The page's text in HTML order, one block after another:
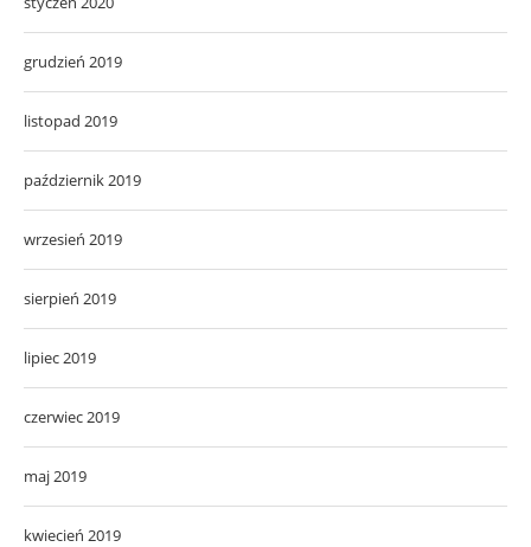
grudzień 2019
listopad 2019
październik 2019
wrzesień 2019
sierpień 2019
lipiec 2019
czerwiec 2019
maj 2019
kwiecień 2019